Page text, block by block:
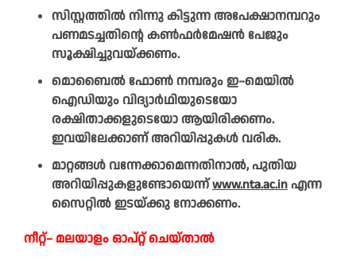
സിസ്റ്റത്തിൽ നിന്നു കിട്ടുന്ന അപേക്ഷാനമ്പറും
പണമടച്ചതിന്റെ കൺഫർമേഷൻ പേജും
സൂക്ഷിച്ചുവയ്ക്കണം.
മൊബൈൽ ഫോൺ നമ്പരും ഇ–മെയിൽ
ഐഡിയും വിദ്യാർഥിയുടെയോ
രക്ഷിതാക്കളുടെയോ ആയിരിക്കണം.
ഇവയിലേക്കാണ് അറിയിപ്പുകൾ വരിക.
മാറ്റങ്ങൾ വന്നേക്കാമെന്നതിനാൽ, പുതിയ
അറിയിപ്പുകളുണ്ടോയെന്ന്www.nta.ac.inഎന്ന
സൈറ്റിൽ ഇടയ്ക്കു നോക്കണം.
നീറ്റ്– മലയാളം ഓപ്റ്റ് ചെയ്താൽ